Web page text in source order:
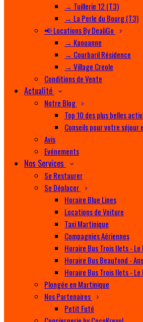
→ Tuillerie 12 (T3)
→ La Perle du Bourg (T3)
📢 Locations By DealiGo
→ Kaouanne
→ Courbaril Résidence
→ Village Creole
Conditions de Vente
Actualité
Notre Blog
Top 10 des plus belles
Conseils pour votre séjour
Avis
Evénements
Nos Services
Se Restaurer
Se Déplacer
Horaire Blue Lines
Locations de Voiture
Taxi Martinique
Compagnies Aériennes
Horaire Bus Trois Ilets - Le
Horaire Bus Beaufond -
Horaire Bus Trois Ilets - Le
Plongée en Martinique
Nos Partenaires
Petit Futé